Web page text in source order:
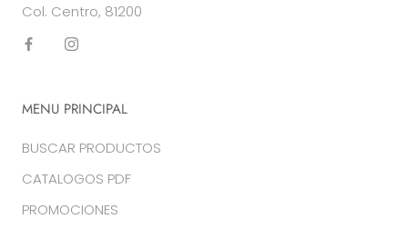
Col. Centro, 81200
MENU PRINCIPAL
BUSCAR PRODUCTOS
CATALOGOS PDF
PROMOCIONES